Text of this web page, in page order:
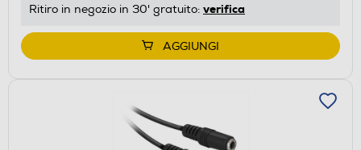
Ritiro in negozio in 30' gratuito: verifica
AGGIUNGI